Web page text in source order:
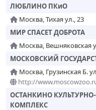
ЛЮБЛИНО ПКиО
Москва, Тихая ул., 23
МИР СПАСЕТ ДОБРОТА
Москва, Вешняковская
МОСКОВСКИЙ
Москва, Грузинская Б.
http://
ОСТАНКИНО
КОМПЛЕКС